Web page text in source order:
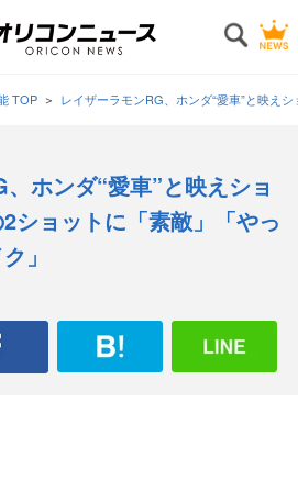
TOP レイザーラモンRG、ホンダ“愛車”と映え
ホンダ“愛車”と映えショ
ショットに「素敵」「やっ
」